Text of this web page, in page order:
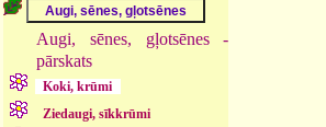
Augi, sēnes, gļotsēnes -
pārskats
Koki, krūmi
Ziedaugi, sīkkrūmi